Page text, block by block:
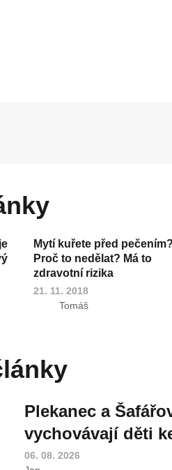
Mytí kuřete před pečením?
Proč to nedělat? Má to
zdravotní rizika
21. 11. 2018
Tomáš
Plekanec a
vychovávají děti
06. 08. 2026